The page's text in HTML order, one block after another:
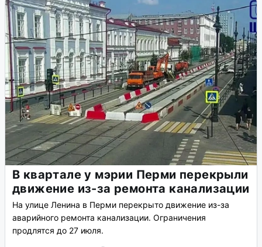
В квартале у мэрии Перми перекрыли
движение из-за ремонта канализации
На улице Ленина в Перми перекрыто движение из-за
аварийного ремонта канализации. Ограничения
продлятся до 27 июля.